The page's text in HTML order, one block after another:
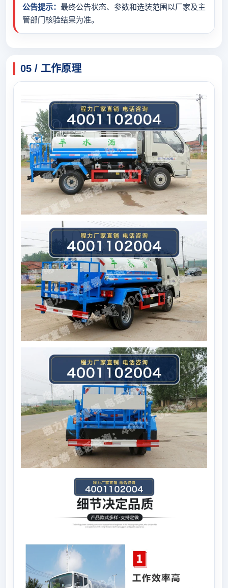
公告提示： 最终公告状态、参数和选装范围以厂家及主
管部门核验结果为准。
05 / 工作原理